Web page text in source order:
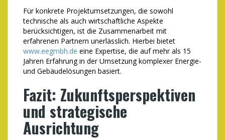
Für konkrete Projektumsetzungen, die sowohl
technische als auch wirtschaftliche Aspekte
berücksichtigen, ist die Zusammenarbeit mit
erfahrenen Partnern unerlässlich. Hierbei bietet
www.eegmbh.de eine Expertise, die auf mehr als 15
Jahren Erfahrung in der Umsetzung komplexer Energie-
und Gebäudelösungen basiert.
Fazit: Zukunftsperspektiven
und strategische
Ausrichtung